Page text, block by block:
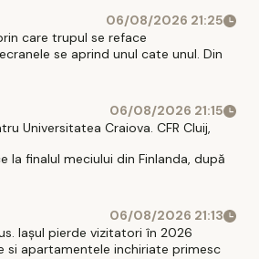
06/08/2026 21:25
care trupul se reface
se aprind unul cate unul. Din
06/08/2026 21:15
Universitatea Craiova. CFR Cluij,
la finalul meciului din Finlanda, după
06/08/2026 21:13
Iașul pierde vizitatori în 2026
si apartamentele inchiriate primesc